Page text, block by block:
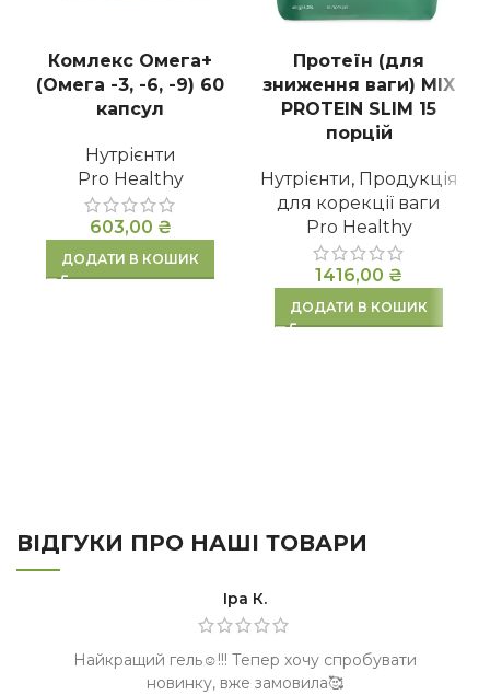
Комлекс Омега+
(Омега -3, -6, -9) 60
капсул
Нутрієнти
Pro Healthy
603,00 ₴
ДОДАТИ В КОШИК
Протеїн (для
зниження ваги) MIX
PROTEIN SLIM 15
порцій
Нутрієнти, Продукція
для корекції ваги
Pro Healthy
1416,00 ₴
ДОДАТИ В КОШИК
ВІДГУКИ ПРО НАШІ ТОВАРИ
Іра К.
Найкращий гель☺️!!! Тепер хочу спробувати
новинку, вже замовила🥰